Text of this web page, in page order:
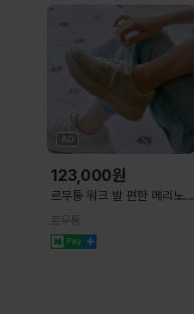
123,000원
르무통 워크 발 편한 메리노울
메쉬 운동화
르무통